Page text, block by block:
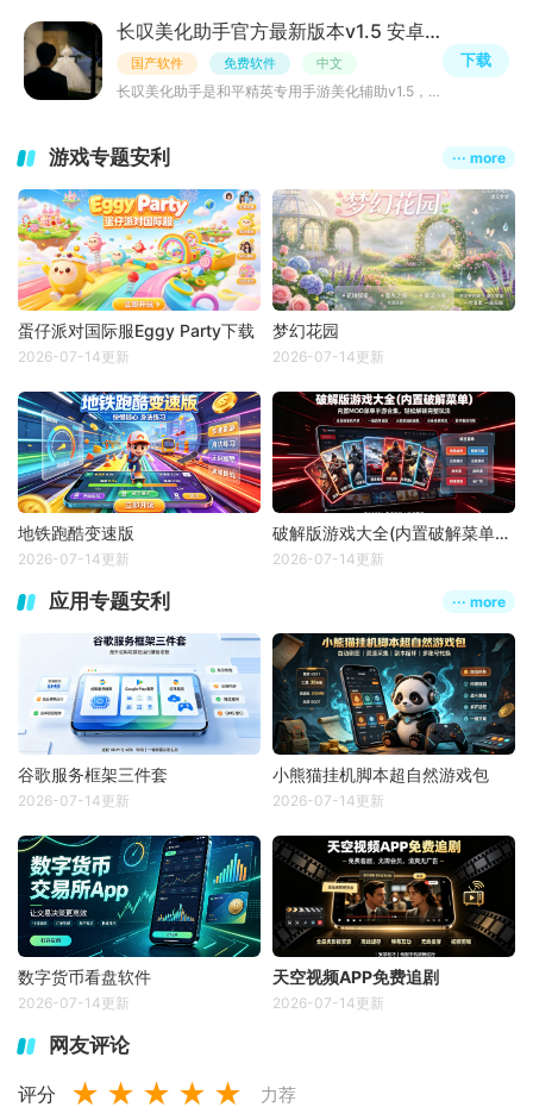
长叹美化助手官方最新版本v1.5 安卓版
国产软件 免费软件 中文
长叹美化助手是和平精英专用手游美化辅助v1.5，支持角色枪械皮肤替换、广角调节、画质增强，海量美化包本地
下载
游戏专题安利 ··· more
蛋仔派对国际服Eggy Party下载
2026-07-14更新
梦幻花园
2026-07-14更新
地铁跑酷变速版
2026-07-14更新
破解版游戏大全(内置破解菜单版)
2026-07-14更新
应用专题安利 ··· more
谷歌服务框架三件套
2026-07-14更新
小熊猫挂机脚本超自然游戏包
2026-07-14更新
数字货币看盘软件
2026-07-14更新
天空视频APP免费追剧
2026-07-14更新
网友评论
评分 ★ ★ ★ ★ ★ 力荐